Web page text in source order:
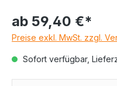
ab 59,40 €*
Preise exkl. MwSt. zzgl.
Sofort verfügbar,